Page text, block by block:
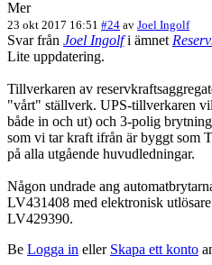
Mer
23 okt 2017 16:51 #24 av Joel Ingolf
Svar från Joel Ingolfi ämnet
Lite uppdatering.
Tillverkaren av
"vårt" ställverk. UPS-tillverkaren
både in och ut) och 3-polig
som vi tar kraft ifrån är byggt som
på alla utgående huvudledningar.
Någon undrade ang
LV431408 med elektronisk
LV429390.
Be Logga in eller Skapa ett konto